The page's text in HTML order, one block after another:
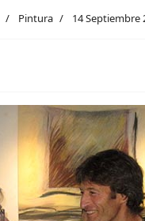
Pintura 14 Septiembre